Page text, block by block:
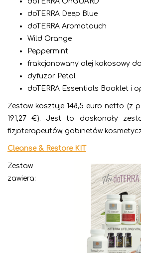
doTERRA Deep Blue
doTERRA Aromatouch
Wild Orange
Peppermint
frakcjonowany olej kokosowy
dyfuzor Petal
doTERRA Essentials Booklet i
Zestaw kosztuje 148,5 euro netto (z
191,27 €). Jest to doskonały
fizjoterapeutów, gabinetów
Cleanse & Restore KIT
Zestaw
zawiera: